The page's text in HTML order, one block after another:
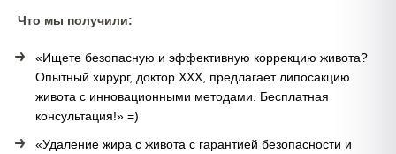
Что мы получили:
«Ищете безопасную и эффективную коррекцию живота?
Опытный хирург, доктор ХХХ, предлагает липосакцию
живота с инновационными методами. Бесплатная
консультация!» =)
«Удаление жира с живота с гарантией безопасности и